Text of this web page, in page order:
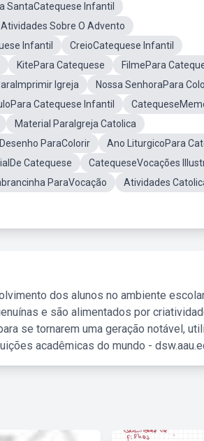
SantaCatequese Infantil
Atividades Sobre O Advento
Infantil
CreioCatequese Infantil
KitePara Catequese
FilmePara
Igreja
Nossa SenhoraPara
Catequese Infantil
Material ParaIgreja Catolica
Desenho ParaColorir
Ano LiturgicoPara
Catequese
CatequeseVocações
ParaVocação
Atividades
dos alunos no ambiente
e são alimentados por
se tornarem uma geração notável,
acadêmicas do mundo -